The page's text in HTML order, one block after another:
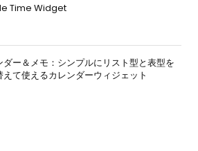
Time Widget
ダー＆メモ：シンプルにリスト型と表型を
えて使えるカレンダーウィジェット